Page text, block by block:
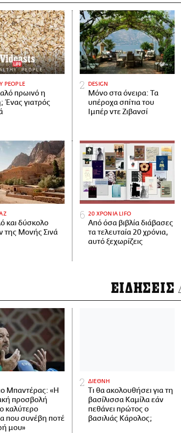
PEOPLE
πρωινό η
Ένας γιατρός
DESIGN
Μόνο στα όνειρα: Τα
υπέροχα σπίτια του
Ιμπέρ ντε Ζιβανσί
και δύσκολο
της Μονής Σινά
20 ΧΡΟΝΙΑ LIFO
Από όσα βιβλία διάβασες
τα τελευταία 20 χρόνια,
αυτό ξεχωρίζεις
ΕΙΔΗΣΕΙΣ
Μπαντέρας: «Η
προσβολή
καλύτερο
που συνέβη ποτέ
μου»
ΔΙΕΘΝΗ
Τι θα ακολουθήσει για τη
βασίλισσα Καμίλα εάν
πεθάνει πρώτος ο
βασιλιάς Κάρολος;